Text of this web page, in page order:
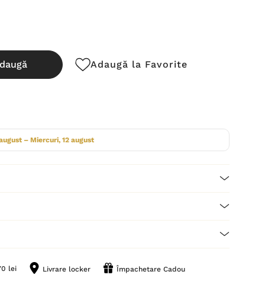
Adaugă la Favorite
– Miercuri, 12 august
lei Livrare locker Împachetare Cadou